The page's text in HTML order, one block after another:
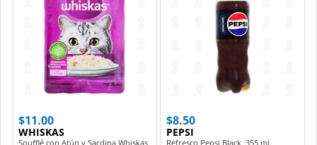
$11.00
WHISKAS
Soufflé con Atún y Sardina Whiskas
$8.50
PEPSI
Refresco Pepsi Black, 355 ml.